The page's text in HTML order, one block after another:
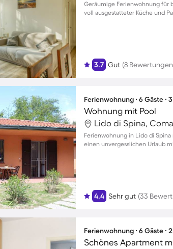
Geräumige Ferienwohnung für
voll ausgestatteter Küche und
3.7 Gut (8
Ferienwohnung ∙ 6 Gäste ∙
Wohnung mit Pool
Lido di Spina,
Ferienwohnung in Lido di
einen unvergesslichen Urlaub
4.4 Sehr gut (33
Ferienwohnung ∙ 6 Gäste ∙
Schönes Apartment